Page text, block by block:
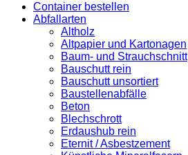
Container bestellen
Abfallarten
Altholz
Altpapier und Kartonagen
Baum- und Strauchschnitt
Bauschutt rein
Bauschutt unsortiert
Baustellenabfälle
Beton
Blechschrott
Erdaushub rein
Eternit / Asbestzement